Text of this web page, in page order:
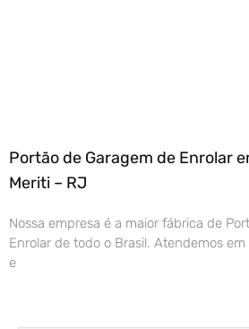
Portão de Garagem de Enrolar
Meriti – RJ
Nossa empresa é a maior fábrica de
Enrolar de todo o Brasil. Atendemos
e